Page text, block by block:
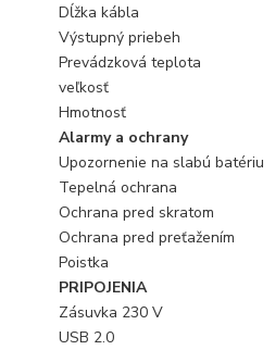
Dĺžka kábla
Výstupný priebeh
Prevádzková teplota
veľkosť
Hmotnosť
Alarmy a ochrany
Upozornenie na slabú batériu
Tepelná ochrana
Ochrana pred skratom
Ochrana pred preťažením
Poistka
PRIPOJENIA
Zásuvka 230 V
USB 2.0